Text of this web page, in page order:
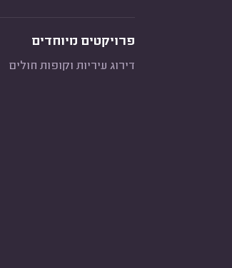
פרויקטים מיוחדים
דירוג עיריות וקופות חולים